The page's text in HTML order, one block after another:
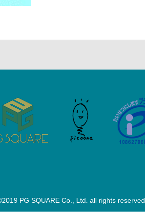
PG SQUARE Co., Ltd. all rights reserved.